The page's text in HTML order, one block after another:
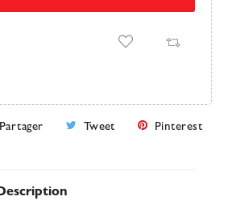
Partager Tweet Pinterest